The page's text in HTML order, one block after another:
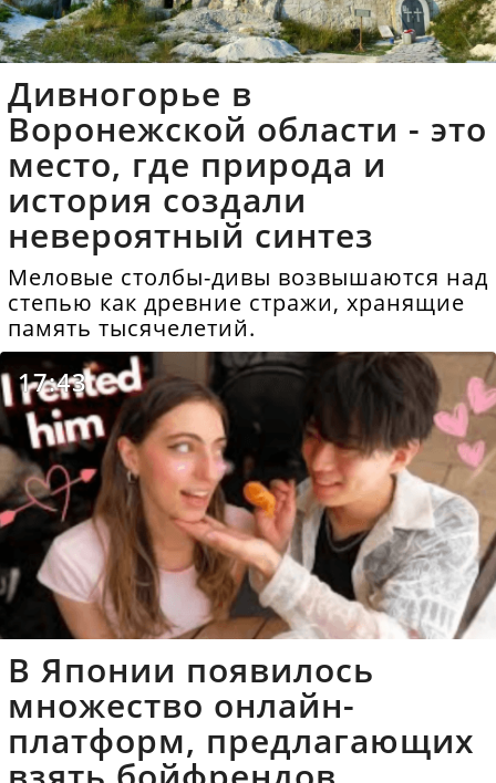
Дивногорье в
Воронежской области - это
место, где природа и
история создали
невероятный синтез
Меловые столбы-дивы возвышаются над
степью как древние стражи, хранящие
память тысячелетий.
17:43
В Японии появилось
множество онлайн-
платформ, предлагающих